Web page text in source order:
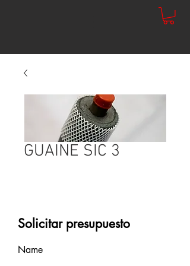
GUAINE SIC 3
Solicitar presupuesto
Name